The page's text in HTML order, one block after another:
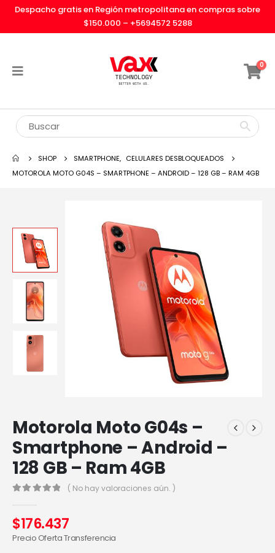
Despacho gratis en Región metropolitana en compras sobre
$150.000 – +5694572 5288
0
SHOP SMARTPHONE, CELULARES DESBLOQUEADOS
MOTOROLA MOTO G04S – SMARTPHONE – ANDROID – 128 GB – RAM 4GB
Motorola Moto G04s –
Smartphone – Android –
128 GB – Ram 4GB
( No hay valoraciones aún. )
$176.437
Precio Oferta Transferencia